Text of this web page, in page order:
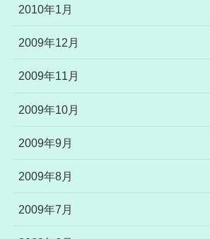
2010年1月
2009年12月
2009年11月
2009年10月
2009年9月
2009年8月
2009年7月